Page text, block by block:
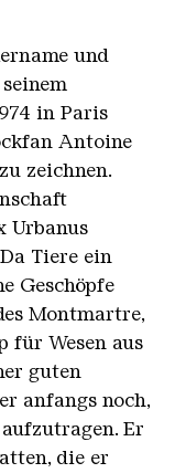
und
in Paris
Antoine
zeichnen.
Urbanus
Tiere ein
Geschöpfe
Montmartre,
für Wesen aus
guten
anfangs noch,
Er
die er